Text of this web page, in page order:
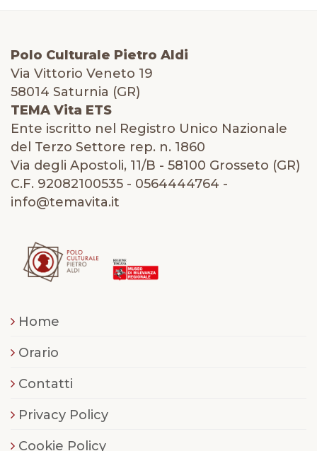
Polo Culturale Pietro Aldi
Via Vittorio Veneto 19
58014 Saturnia (GR)
TEMA Vita ETS
Ente iscritto nel Registro Unico Nazionale
del Terzo Settore rep. n. 1860
Via degli Apostoli, 11/B - 58100 Grosseto (GR)
C.F. 92082100535 - 0564444764 -
info@temavita.it
Home
Orario
Contatti
Privacy Policy
Cookie Policy